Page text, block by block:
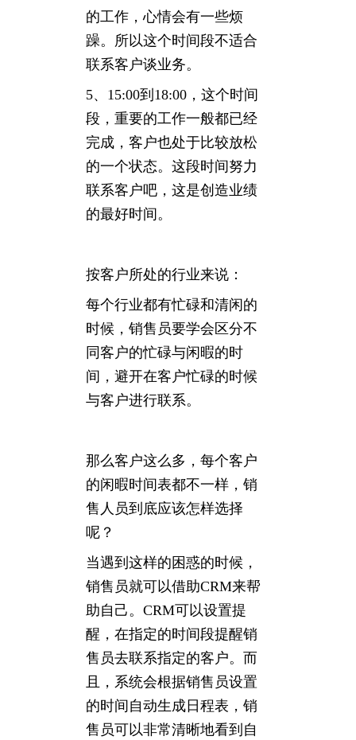
的工作，心情会有一些烦
躁。所以这个时间段不适合
联系客户谈业务。
5、15:00到18:00，这个时间
段，重要的工作一般都已经
完成，客户也处于比较放松
的一个状态。这段时间努力
联系客户吧，这是创造业绩
的最好时间。
按客户所处的行业来说：
每个行业都有忙碌和清闲的
时候，销售员要学会区分不
同客户的忙碌与闲暇的时
间，避开在客户忙碌的时候
与客户进行联系。
那么客户这么多，每个客户
的闲暇时间表都不一样，销
售人员到底应该怎样选择
呢？
当遇到这样的困惑的时候，
销售员就可以借助CRM来帮
助自己。CRM可以设置提
醒，在指定的时间段提醒销
售员去联系指定的客户。而
且，系统会根据销售员设置
的时间自动生成日程表，销
售员可以非常清晰地看到自